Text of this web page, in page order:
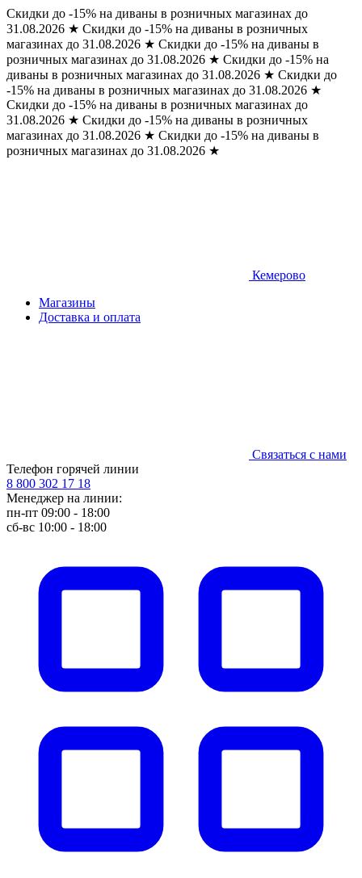
Скидки до -15% на диваны в розничных магазинах до
31.08.2026 ★ Скидки до -15% на диваны в розничных
магазинах до 31.08.2026 ★ Скидки до -15% на диваны в
розничных магазинах до 31.08.2026 ★ Скидки до -15% на
диваны в розничных магазинах до 31.08.2026 ★ Скидки до
-15% на диваны в розничных магазинах до 31.08.2026 ★
Скидки до -15% на диваны в розничных магазинах до
31.08.2026 ★ Скидки до -15% на диваны в розничных
магазинах до 31.08.2026 ★ Скидки до -15% на диваны в
розничных магазинах до 31.08.2026 ★
Кемерово
Магазины
Доставка и оплата
Связаться с нами
Телефон горячей линии
8 800 302 17 18
Менеджер на линии:
пн-пт 09:00 - 18:00
сб-вс 10:00 - 18:00